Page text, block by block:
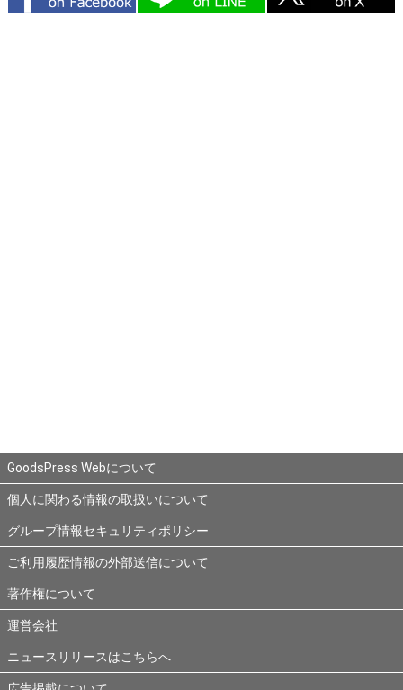
GoodsPress Webについて
個人に関わる情報の取扱いについて
グループ情報セキュリティポリシー
ご利用履歴情報の外部送信について
著作権について
運営会社
ニュースリリースはこちらへ